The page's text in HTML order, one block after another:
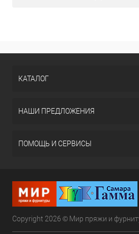
КАТАЛОГ
НАШИ ПРЕДЛОЖЕНИЯ
ПОМОЩЬ И СЕРВИСЫ
Copyright 2026 © Мир пряжи и